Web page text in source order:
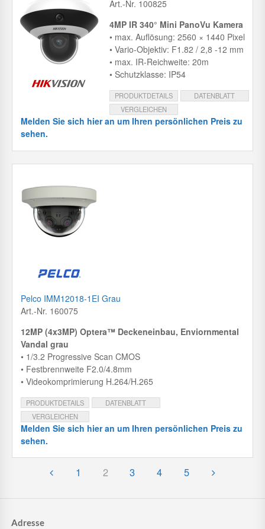
Art.-Nr. 100825
4MP IR 340° Mini PanoVu Kamera
• max. Auflösung: 2560 × 1440 Pixel
• Vario-Objektiv: F1.82 / 2,8 -12 mm
• max. IR-Reichweite: 20m
• Schutzklasse: IP54
PRODUKTDETAILS
DATENBLATT
VERGLEICHEN
Melden Sie sich hier an um Ihren persönlichen Preis zu
sehen.
Pelco IMM12018-1EI Grau
Art.-Nr. 160075
12MP (4x3MP) Optera™ Deckeneinbau, Enviornmental
Vandal grau
• 1/3.2 Progressive Scan CMOS
• Festbrennweite F2.0/4.8mm
• Videokomprimierung H.264/H.265
PRODUKTDETAILS
DATENBLATT
VERGLEICHEN
Melden Sie sich hier an um Ihren persönlichen Preis zu
sehen.
1 2 3 4 5
Adresse